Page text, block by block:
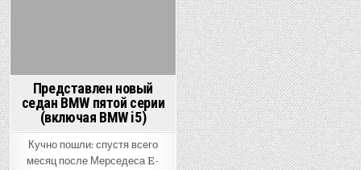
в
и
Представлен новый
седан BMW пятой серии
(включая BMW i5)
Кучно пошли: спустя всего
месяц после Мерседеса E-